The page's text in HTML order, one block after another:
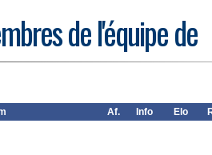
de l'équipe de
Af. Info Elo